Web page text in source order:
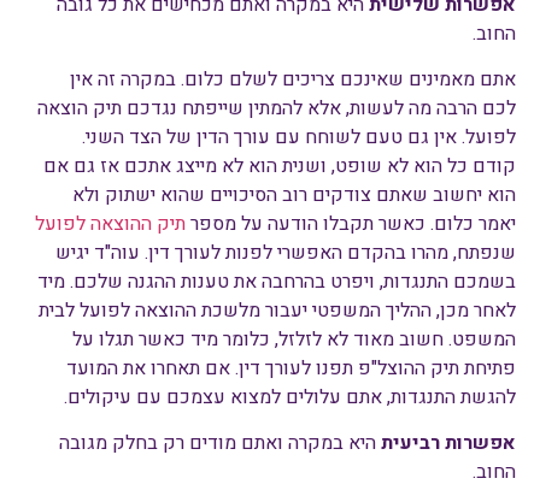
החוב.
אתם מאמינים שאינכם צריכים לשלם כלום. במקרה זה אין
לכם הרבה מה לעשות, אלא להמתין שייפתח נגדכם תיק הוצאה
לפועל. אין גם טעם לשוחח עם עורך הדין של הצד השני.
קודם כל הוא לא שופט, ושנית הוא לא מייצג אתכם אז גם אם
הוא יחשוב שאתם צודקים רוב הסיכויים שהוא ישתוק ולא
יאמר כלום. כאשר תקבלו הודעה על מספרתיק ההוצאה לפועל
שנפתח, מהרו בהקדם האפשרי לפנות לעורך דין. עוה"ד יגיש
בשמכם התנגדות, ויפרט בהרחבה את טענות ההגנה שלכם. מיד
לאחר מכן, ההליך המשפטי יעבור מלשכת ההוצאה לפועל לבית
המשפט. חשוב מאוד לא לזלזל, כלומר מיד כאשר תגלו על
פתיחת תיק ההוצל"פ תפנו לעורך דין. אם תאחרו את המועד
להגשת התנגדות, אתם עלולים למצוא עצמכם עם עיקולים.
אפשרות רביעיתהיא במקרה ואתם מודים רק בחלק מגובה
החוב.